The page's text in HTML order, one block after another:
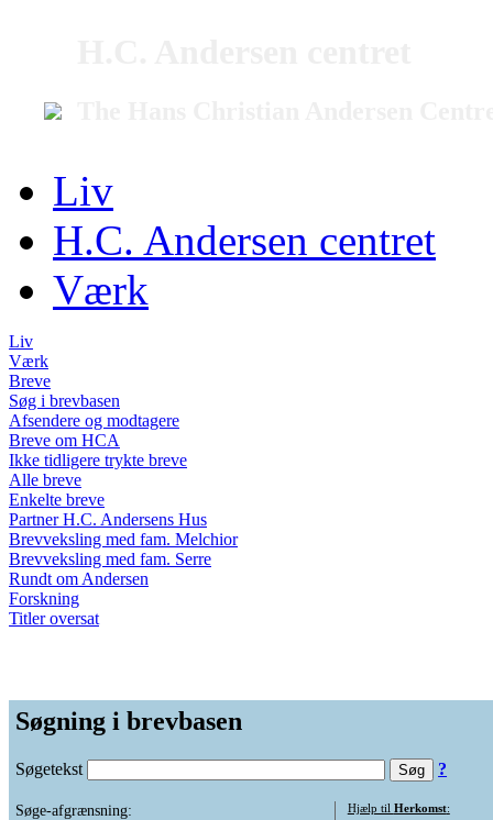
Liv
H.C. Andersen centret
Værk
Liv
Værk
Breve
Søg i brevbasen
Afsendere og modtagere
Breve om HCA
Ikke tidligere trykte breve
Alle breve
Enkelte breve
Partner H.C. Andersens Hus
Brevveksling med fam. Melchior
Brevveksling med fam. Serre
Rundt om Andersen
Forskning
Titler oversat
Søgning i brevbasen
Søgetekst ?
Søge-afgrænsning:
Hjælp til Herkomst: